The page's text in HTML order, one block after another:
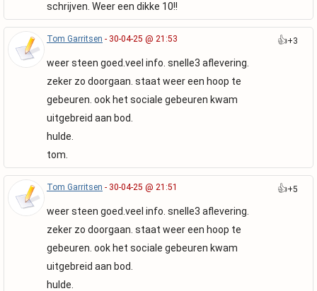
schrijven. Weer een dikke 10!!
Tom Garritsen - 30-04-25 @ 21:53
weer steen goed.veel info. snelle3 aflevering.
zeker zo doorgaan. staat weer een hoop te
gebeuren. ook het sociale gebeuren kwam
uitgebreid aan bod.
hulde.
tom.
👍+3
Tom Garritsen - 30-04-25 @ 21:51
weer steen goed.veel info. snelle3 aflevering.
zeker zo doorgaan. staat weer een hoop te
gebeuren. ook het sociale gebeuren kwam
uitgebreid aan bod.
hulde.
👍+5